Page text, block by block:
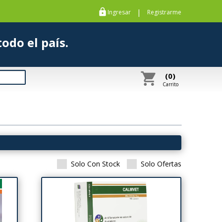
https Ingresar | Registrarme
a todo el país.
shopping_cart (0)
Carrito
Solo Con Stock Solo Ofertas